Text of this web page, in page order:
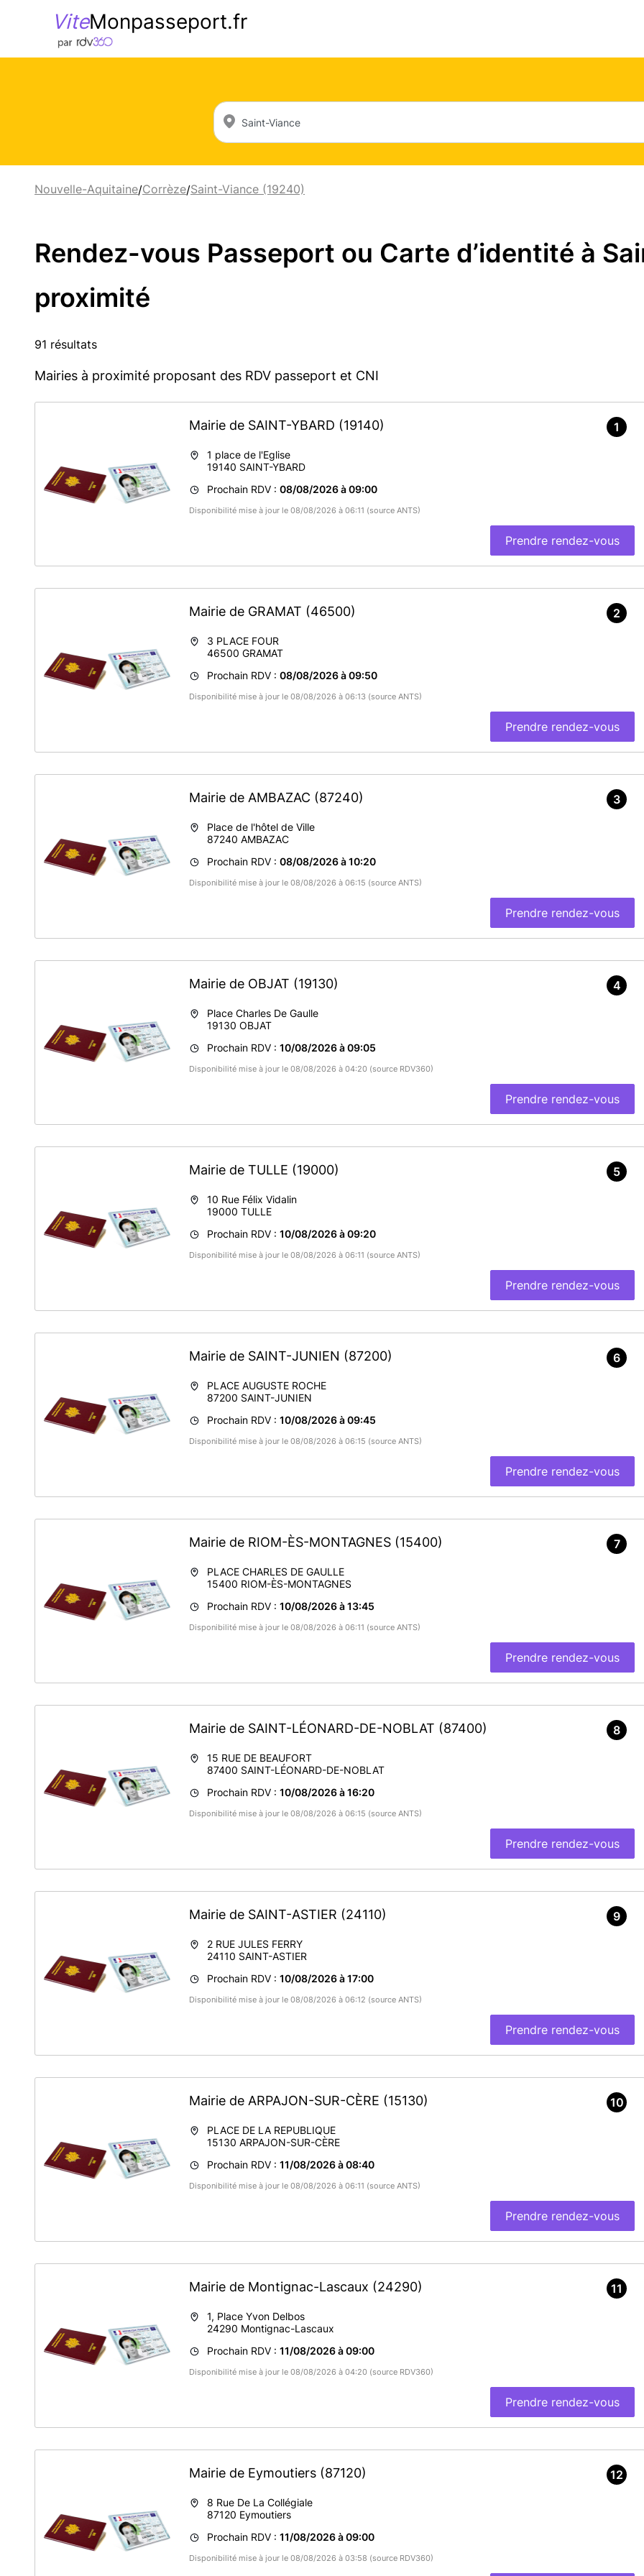
ViteMonpasseport.fr
Nouvelle-Aquitaine/Corrèze/Saint-Viance (19240)
Rendez-vous Passeport ou Carte d’identité à
proximité
91 résultats
Mairies à proximité proposant des RDV passeport et CNI
Mairie de SAINT-YBARD (19140)
1 place de l'Eglise
19140 SAINT-YBARD
Prochain RDV : 08/08/2026 à 09:00
Disponibilité mise à jour le 08/08/2026 à 06:11 (source ANTS)
Prendre rendez-vous
1
Mairie de GRAMAT (46500)
3 PLACE FOUR
46500 GRAMAT
Prochain RDV : 08/08/2026 à 09:50
Disponibilité mise à jour le 08/08/2026 à 06:13 (source ANTS)
Prendre rendez-vous
2
Mairie de AMBAZAC (87240)
Place de l'hôtel de Ville
87240 AMBAZAC
Prochain RDV : 08/08/2026 à 10:20
Disponibilité mise à jour le 08/08/2026 à 06:15 (source ANTS)
Prendre rendez-vous
3
Mairie de OBJAT (19130)
Place Charles De Gaulle
19130 OBJAT
Prochain RDV : 10/08/2026 à 09:05
Disponibilité mise à jour le 08/08/2026 à 04:20 (source RDV360)
Prendre rendez-vous
4
Mairie de TULLE (19000)
10 Rue Félix Vidalin
19000 TULLE
Prochain RDV : 10/08/2026 à 09:20
Disponibilité mise à jour le 08/08/2026 à 06:11 (source ANTS)
Prendre rendez-vous
5
Mairie de SAINT-JUNIEN (87200)
PLACE AUGUSTE ROCHE
87200 SAINT-JUNIEN
Prochain RDV : 10/08/2026 à 09:45
Disponibilité mise à jour le 08/08/2026 à 06:15 (source ANTS)
Prendre rendez-vous
6
Mairie de RIOM-ÈS-MONTAGNES (15400)
PLACE CHARLES DE GAULLE
15400 RIOM-ÈS-MONTAGNES
Prochain RDV : 10/08/2026 à 13:45
Disponibilité mise à jour le 08/08/2026 à 06:11 (source ANTS)
Prendre rendez-vous
7
Mairie de SAINT-LÉONARD-DE-NOBLAT (87400)
15 RUE DE BEAUFORT
87400 SAINT-LÉONARD-DE-NOBLAT
Prochain RDV : 10/08/2026 à 16:20
Disponibilité mise à jour le 08/08/2026 à 06:15 (source ANTS)
Prendre rendez-vous
8
Mairie de SAINT-ASTIER (24110)
2 RUE JULES FERRY
24110 SAINT-ASTIER
Prochain RDV : 10/08/2026 à 17:00
Disponibilité mise à jour le 08/08/2026 à 06:12 (source ANTS)
Prendre rendez-vous
9
Mairie de ARPAJON-SUR-CÈRE (15130)
PLACE DE LA REPUBLIQUE
15130 ARPAJON-SUR-CÈRE
Prochain RDV : 11/08/2026 à 08:40
Disponibilité mise à jour le 08/08/2026 à 06:11 (source ANTS)
Prendre rendez-vous
10
Mairie de Montignac-Lascaux (24290)
1, Place Yvon Delbos
24290 Montignac-Lascaux
Prochain RDV : 11/08/2026 à 09:00
Disponibilité mise à jour le 08/08/2026 à 04:20 (source RDV360)
Prendre rendez-vous
11
Mairie de Eymoutiers (87120)
8 Rue De La Collégiale
87120 Eymoutiers
Prochain RDV : 11/08/2026 à 09:00
Disponibilité mise à jour le 08/08/2026 à 03:58 (source RDV360)
12